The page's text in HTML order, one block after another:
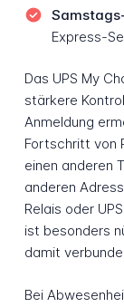
Express-
Das UPS My
stärkere
Anmeldung
Fortschritt von
einen anderen
anderen
Relais oder
ist besonders
damit
Bei